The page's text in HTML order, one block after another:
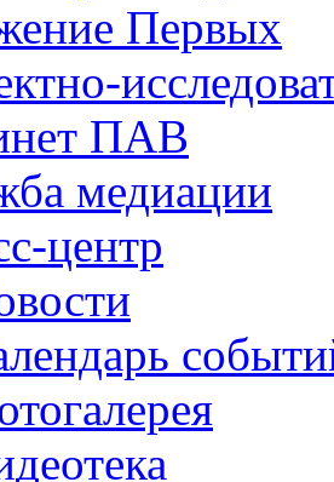
Первых
ПАВ
медиации
центр